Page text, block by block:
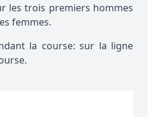
les trois premiers hommes
femmes.
la course: sur la ligne